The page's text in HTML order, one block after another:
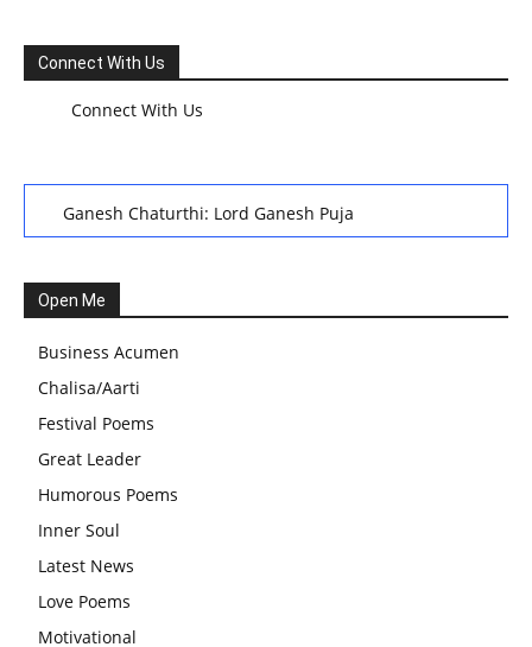
Connect With Us
Connect With Us
Ganesh Chaturthi: Lord Ganesh Puja
Festival: A Celebration of Tradition and Womanhood
स्वामी अवधेशानंद जी गिरि के जीवन सूत्र:किन चीजों के कारण लोग अशांत
और असंतुलित रहते हैं?
आज का जीवन मंत्र:महिलाएं पुरुषों से श्रेष्ठ होती हैं, हमेशा उनका सम्मान
करना चाहिए और उन्हें पूजनीय दृष्टि से देखना चाहिए
वट सावित्री पूजा विधि और कथा:इस व्रत में सौलह श्रृंगार से सजती हैं
महिलाएं, करती हैं देवी सावित्री और बरगद की पूजा
CBSE 12वीं परीक्षा रद्द होने का असर:बच्चों को अब फोकस कॉम्पिटिटिव
एग्जाम पर करना चाहिए, तनाव लेने की जरूरत नहीं
Open Me
Business Acumen
Chalisa/Aarti
Festival Poems
Great Leader
Humorous Poems
Inner Soul
Latest News
Love Poems
Motivational